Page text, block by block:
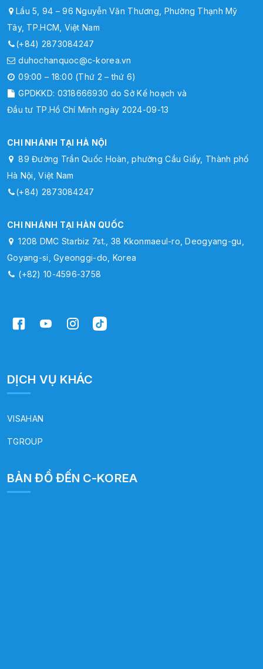
Lầu 5, 94 – 96 Nguyễn Văn Thương, Phường Thạnh Mỹ
Tây, TP.HCM, Việt Nam
(+84) 2873084247
duhochanquoc@c-korea.vn
09:00 – 18:00 (Thứ 2 – thứ 6)
GPDKKD: 0318666930 do Sở Kế hoạch và
Đầu tư TP.Hồ Chí Minh ngày 2024-09-13
CHI NHÁNH TẠI HÀ NỘI
89 Đường Trần Quốc Hoàn, phường Cầu Giấy, Thành phố
Hà Nội, Việt Nam
(+84) 2873084247
CHI NHÁNH TẠI HÀN QUỐC
1208 DMC Starbiz 7st., 38 Kkonmaeul-ro, Deogyang-gu,
Goyang-si, Gyeonggi-do, Korea
(+82) 10-4596-3758
DỊCH VỤ KHÁC
VISAHAN
TGROUP
BẢN ĐỒ ĐẾN C-KOREA